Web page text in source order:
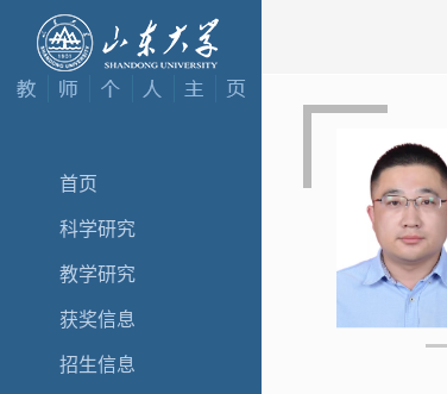
首页
科学研究
教学研究
获奖信息
招生信息